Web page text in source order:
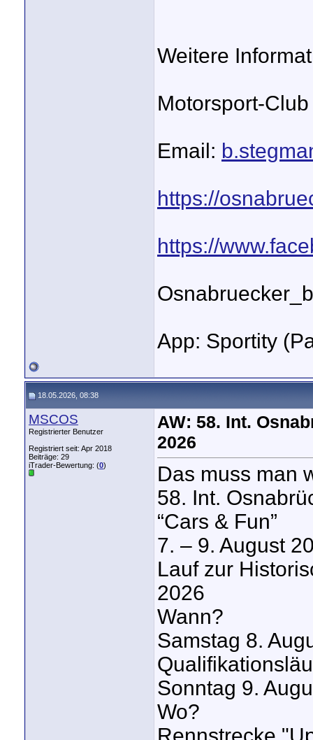
Weitere
Motorsport-
Email:
https://
https://
App: Sportity
18.05.2026, 08:38
MSCOS
Registrierter Benutzer
Registriert seit: Apr 2018
Beiträge: 29
iTrader-Bewertung: (0)
AW: 58. Int.
2026
Das muss man
58. Int.
“Cars & Fun”
7. – 9. August
Lauf zur
2026
Wann?
Samstag 8.
Sonntag 9.
Wo?